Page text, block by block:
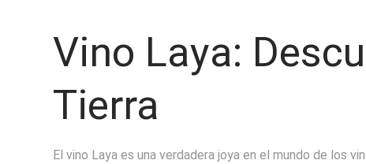
Vino Laya:
Tierra
El vino Laya es una verdadera joya en el mundo de los